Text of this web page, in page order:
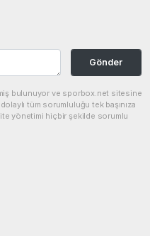
Gönder
bulunuyor ve sporbox.net sitesine
tüm sorumluluğu tek başınıza
yönetimi hiçbir şekilde sorumlu